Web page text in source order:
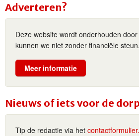
Adverteren?
Deze website wordt onderhouden
kunnen we niet zonder financiële steun.
Meer informatie
Nieuws of iets voor de
Tip de redactie via het contactformulier.